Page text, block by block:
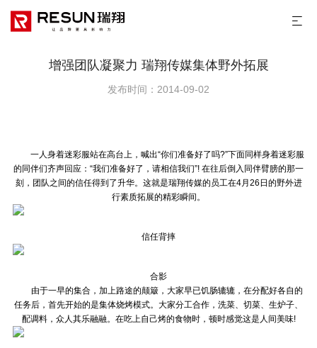
增强团队凝聚力 瑞翔传媒集体野外拓展
发布时间：2014-09-02
一人身着迷彩服站在高台上，喊出“你们准备好了吗?”下面同样身着迷彩服
的同伴们齐声回应：“我们准备好了，请相信我们”! 在往后倒入同伴臂膀的那一
刻，团队之间的信任得到了升华。这就是瑞翔传媒的员工在4月26日的野外进
行素质拓展的精彩瞬间。
信任背摔
合影
由于一早的集合，加上路途的颠簸，大家早已饥肠辘辘，在分配好各自的
任务后，首先开始的是集体烧烤模式。大家分工合作，洗菜、切菜、生炉子、
配调料，众人其乐融融。在吃上自己烤的食物时，顿时感觉这是人间美味!